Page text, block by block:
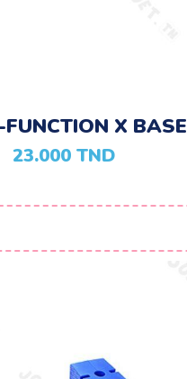
FUNCTION X BASE
23.000 TND